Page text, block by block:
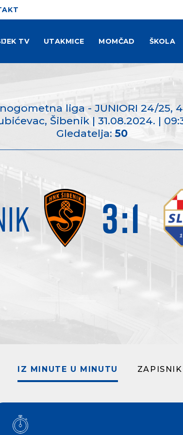
TV UTAKMICE MOMČAD ŠKOLA
liga - JUNIORI 24/25,
Šibenik | 31.08.2024. |
Gledatelja:50
3:1
IZ MINUTE U MINUTU ZAPISNIK